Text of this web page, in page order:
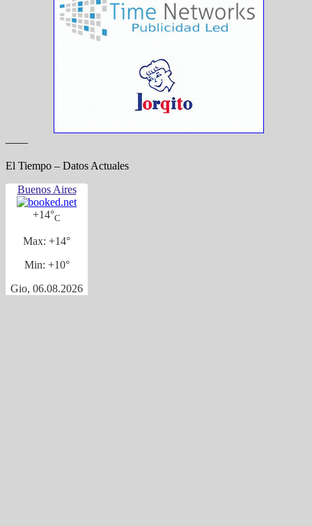
——
El Tiempo – Datos Actuales
Buenos Aires
+14°C
Max: +14°
Min: +10°
Gio, 06.08.2026